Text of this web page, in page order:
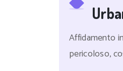
Affidamento
pericoloso,